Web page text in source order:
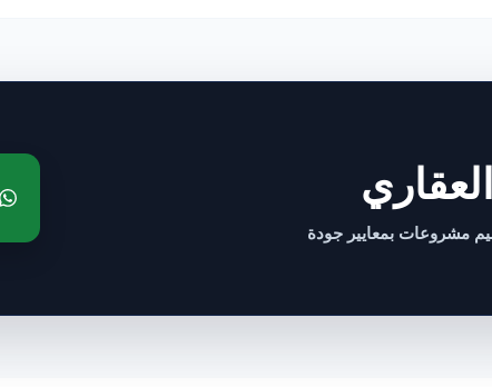
مشروعات بمعايير جودة